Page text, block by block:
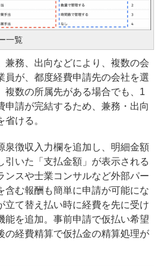
一覧
務、出向などにより、複数の会
員が、都度経費申請先の会社を選
複数の所属先がある場合でも、1
申請が完結するため、兼務・出向
ける。
徴収入力欄を追加し、明細金額
引いた「支払金額」が表示される
ンスや士業コンサルなど外部パー
含む報酬も簡単に申請が可能にな
立て替え払い時に経費を先に受け
能を追加。事前申請で仮払い希望
の経費精算で仮払金の精算処理が